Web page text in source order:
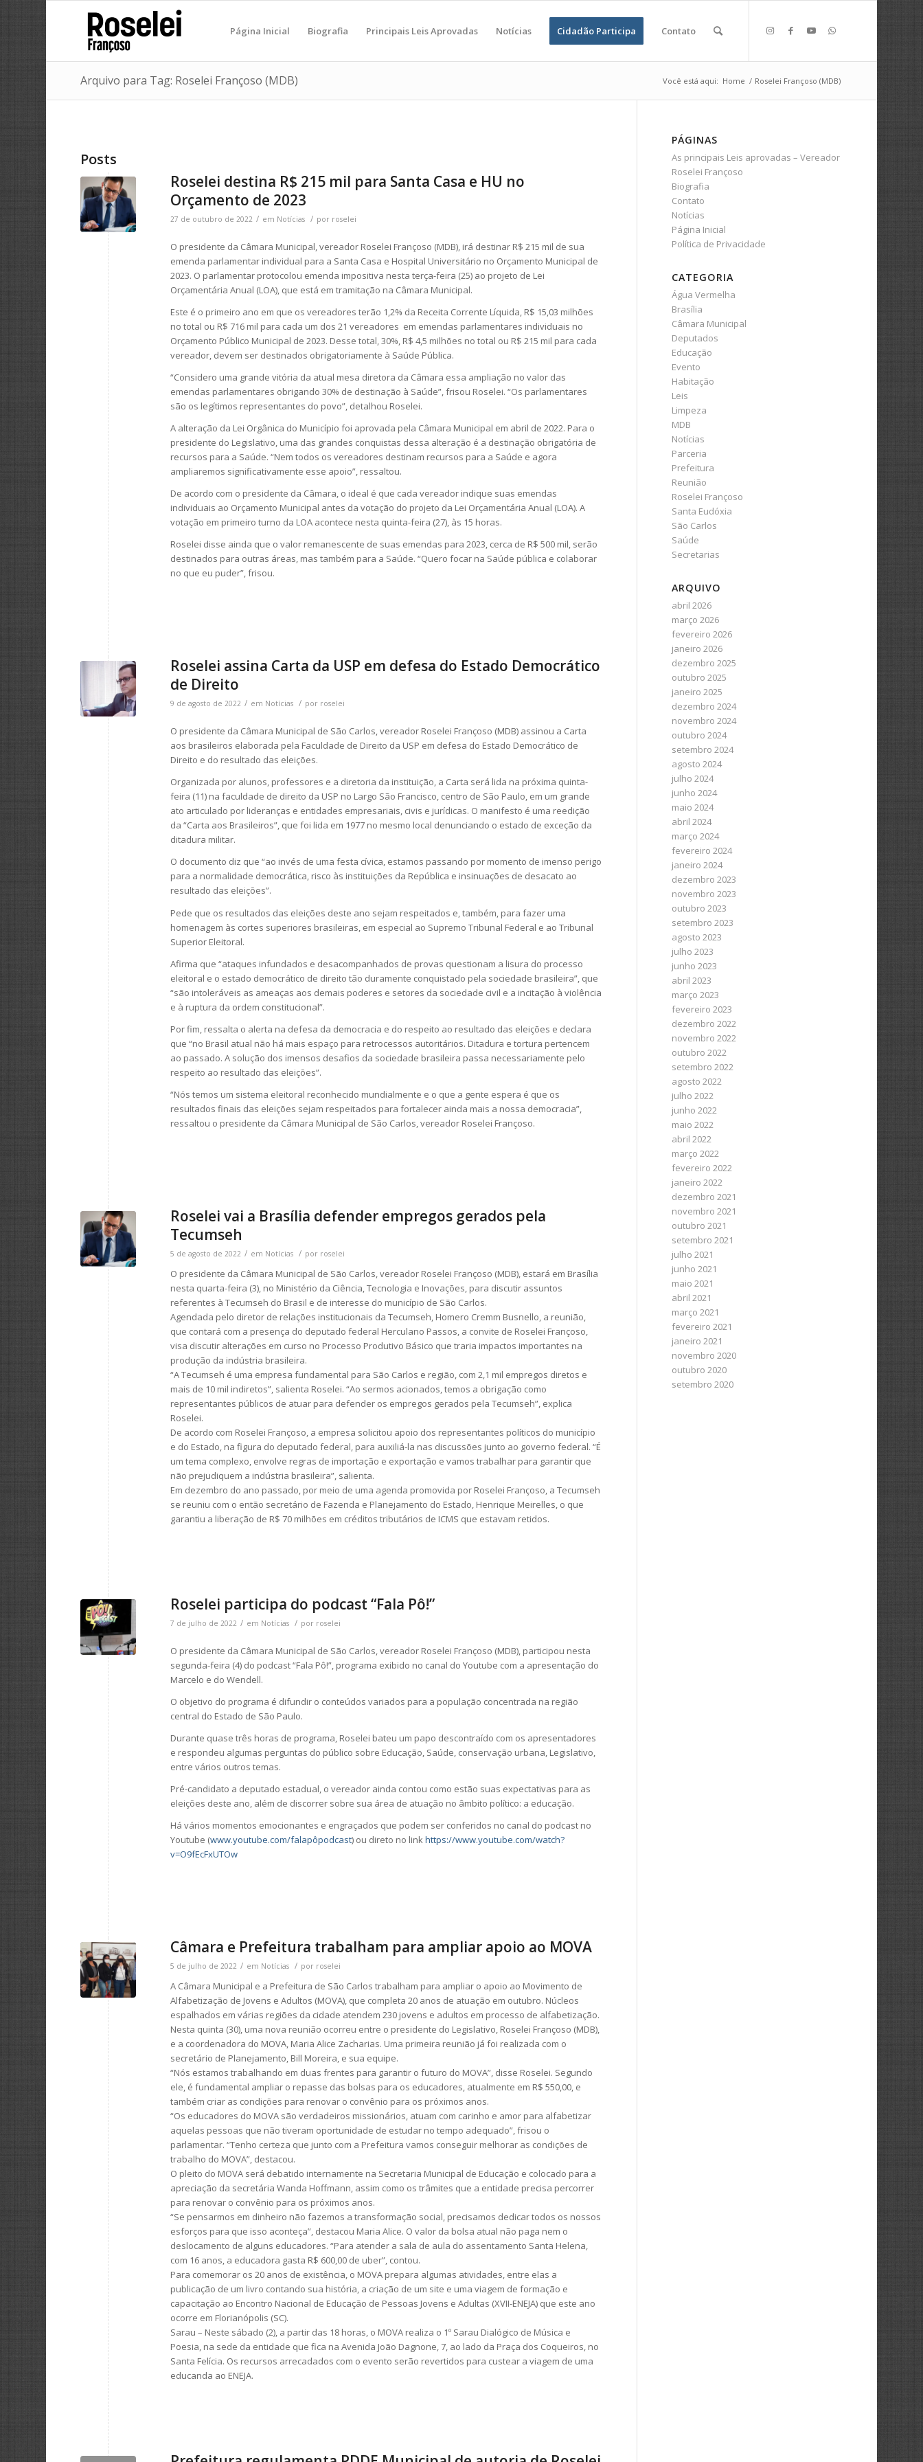
Página Inicial Biografia Principais Leis Aprovadas Notícias Cidadão Participa Contato
Arquivo para Tag: Roselei Françoso (MDB) Você está aqui: Home / Roselei Françoso (MDB)
Posts
Roselei destina R$ 215 mil para Santa Casa e HU no
Orçamento de 2023
27 de outubro de 2022 / em Notícias / por roselei
O presidente da Câmara Municipal, vereador Roselei Françoso (MDB), irá destinar R$ 215 mil de sua
emenda parlamentar individual para a Santa Casa e Hospital Universitário no Orçamento Municipal de
2023. O parlamentar protocolou emenda impositiva nesta terça-feira (25) ao projeto de Lei
Orçamentária Anual (LOA), que está em tramitação na Câmara Municipal.
Este é o primeiro ano em que os vereadores terão 1,2% da Receita Corrente Líquida, R$ 15,03 milhões
no total ou R$ 716 mil para cada um dos 21 vereadores em emendas parlamentares individuais no
Orçamento Público Municipal de 2023. Desse total, 30%, R$ 4,5 milhões no total ou R$ 215 mil para cada
vereador, devem ser destinados obrigatoriamente à Saúde Pública.
“Considero uma grande vitória da atual mesa diretora da Câmara essa ampliação no valor das
emendas parlamentares obrigando 30% de destinação à Saúde”, frisou Roselei. “Os parlamentares
são os legítimos representantes do povo”, detalhou Roselei.
A alteração da Lei Orgânica do Município foi aprovada pela Câmara Municipal em abril de 2022. Para o
presidente do Legislativo, uma das grandes conquistas dessa alteração é a destinação obrigatória de
recursos para a Saúde. “Nem todos os vereadores destinam recursos para a Saúde e agora
ampliaremos significativamente esse apoio”, ressaltou.
De acordo com o presidente da Câmara, o ideal é que cada vereador indique suas emendas
individuais ao Orçamento Municipal antes da votação do projeto da Lei Orçamentária Anual (LOA). A
votação em primeiro turno da LOA acontece nesta quinta-feira (27), às 15 horas.
Roselei disse ainda que o valor remanescente de suas emendas para 2023, cerca de R$ 500 mil, serão
destinados para outras áreas, mas também para a Saúde. “Quero focar na Saúde pública e colaborar
no que eu puder”, frisou.
Roselei assina Carta da USP em defesa do Estado Democrático
de Direito
9 de agosto de 2022 / em Notícias / por roselei
O presidente da Câmara Municipal de São Carlos, vereador Roselei Françoso (MDB) assinou a Carta
aos brasileiros elaborada pela Faculdade de Direito da USP em defesa do Estado Democrático de
Direito e do resultado das eleições.
Organizada por alunos, professores e a diretoria da instituição, a Carta será lida na próxima quinta-
feira (11) na faculdade de direito da USP no Largo São Francisco, centro de São Paulo, em um grande
ato articulado por lideranças e entidades empresariais, civis e jurídicas. O manifesto é uma reedição
da “Carta aos Brasileiros”, que foi lida em 1977 no mesmo local denunciando o estado de exceção da
ditadura militar.
O documento diz que “ao invés de uma festa cívica, estamos passando por momento de imenso perigo
para a normalidade democrática, risco às instituições da República e insinuações de desacato ao
resultado das eleições”.
Pede que os resultados das eleições deste ano sejam respeitados e, também, para fazer uma
homenagem às cortes superiores brasileiras, em especial ao Supremo Tribunal Federal e ao Tribunal
Superior Eleitoral.
Afirma que “ataques infundados e desacompanhados de provas questionam a lisura do processo
eleitoral e o estado democrático de direito tão duramente conquistado pela sociedade brasileira”, que
“são intoleráveis as ameaças aos demais poderes e setores da sociedade civil e a incitação à violência
e à ruptura da ordem constitucional”.
Por fim, ressalta o alerta na defesa da democracia e do respeito ao resultado das eleições e declara
que “no Brasil atual não há mais espaço para retrocessos autoritários. Ditadura e tortura pertencem
ao passado. A solução dos imensos desafios da sociedade brasileira passa necessariamente pelo
respeito ao resultado das eleições”.
“Nós temos um sistema eleitoral reconhecido mundialmente e o que a gente espera é que os
resultados finais das eleições sejam respeitados para fortalecer ainda mais a nossa democracia”,
ressaltou o presidente da Câmara Municipal de São Carlos, vereador Roselei Françoso.
Roselei vai a Brasília defender empregos gerados pela
Tecumseh
5 de agosto de 2022 / em Notícias / por roselei
O presidente da Câmara Municipal de São Carlos, vereador Roselei Françoso (MDB), estará em Brasília
nesta quarta-feira (3), no Ministério da Ciência, Tecnologia e Inovações, para discutir assuntos
referentes à Tecumseh do Brasil e de interesse do município de São Carlos.
Agendada pelo diretor de relações institucionais da Tecumseh, Homero Cremm Busnello, a reunião,
que contará com a presença do deputado federal Herculano Passos, a convite de Roselei Françoso,
visa discutir alterações em curso no Processo Produtivo Básico que traria impactos importantes na
produção da indústria brasileira.
“A Tecumseh é uma empresa fundamental para São Carlos e região, com 2,1 mil empregos diretos e
mais de 10 mil indiretos”, salienta Roselei. “Ao sermos acionados, temos a obrigação como
representantes públicos de atuar para defender os empregos gerados pela Tecumseh”, explica
Roselei.
De acordo com Roselei Françoso, a empresa solicitou apoio dos representantes políticos do município
e do Estado, na figura do deputado federal, para auxiliá-la nas discussões junto ao governo federal. “É
um tema complexo, envolve regras de importação e exportação e vamos trabalhar para garantir que
não prejudiquem a indústria brasileira”, salienta.
Em dezembro do ano passado, por meio de uma agenda promovida por Roselei Françoso, a Tecumseh
se reuniu com o então secretário de Fazenda e Planejamento do Estado, Henrique Meirelles, o que
garantiu a liberação de R$ 70 milhões em créditos tributários de ICMS que estavam retidos.
Roselei participa do podcast “Fala Pô!”
7 de julho de 2022 / em Notícias / por roselei
O presidente da Câmara Municipal de São Carlos, vereador Roselei Françoso (MDB), participou nesta
segunda-feira (4) do podcast “Fala Pô!”, programa exibido no canal do Youtube com a apresentação do
Marcelo e do Wendell.
O objetivo do programa é difundir o conteúdos variados para a população concentrada na região
central do Estado de São Paulo.
Durante quase três horas de programa, Roselei bateu um papo descontraído com os apresentadores
e respondeu algumas perguntas do público sobre Educação, Saúde, conservação urbana, Legislativo,
entre vários outros temas.
Pré-candidato a deputado estadual, o vereador ainda contou como estão suas expectativas para as
eleições deste ano, além de discorrer sobre sua área de atuação no âmbito político: a educação.
Há vários momentos emocionantes e engraçados que podem ser conferidos no canal do podcast no
Youtube (www.youtube.com/falapôpodcast) ou direto no linkhttps://www.youtube.com/watch?
v=O9fEcFxUTOw
Câmara e Prefeitura trabalham para ampliar apoio ao MOVA
5 de julho de 2022 / em Notícias / por roselei
A Câmara Municipal e a Prefeitura de São Carlos trabalham para ampliar o apoio ao Movimento de
Alfabetização de Jovens e Adultos (MOVA), que completa 20 anos de atuação em outubro. Núcleos
espalhados em várias regiões da cidade atendem 230 jovens e adultos em processo de alfabetização.
Nesta quinta (30), uma nova reunião ocorreu entre o presidente do Legislativo, Roselei Françoso (MDB),
e a coordenadora do MOVA, Maria Alice Zacharias. Uma primeira reunião já foi realizada com o
secretário de Planejamento, Bill Moreira, e sua equipe.
“Nós estamos trabalhando em duas frentes para garantir o futuro do MOVA”, disse Roselei. Segundo
ele, é fundamental ampliar o repasse das bolsas para os educadores, atualmente em R$ 550,00, e
também criar as condições para renovar o convênio para os próximos anos.
“Os educadores do MOVA são verdadeiros missionários, atuam com carinho e amor para alfabetizar
aquelas pessoas que não tiveram oportunidade de estudar no tempo adequado”, frisou o
parlamentar. “Tenho certeza que junto com a Prefeitura vamos conseguir melhorar as condições de
trabalho do MOVA”, destacou.
O pleito do MOVA será debatido internamente na Secretaria Municipal de Educação e colocado para a
apreciação da secretária Wanda Hoffmann, assim como os trâmites que a entidade precisa percorrer
para renovar o convênio para os próximos anos.
“Se pensarmos em dinheiro não fazemos a transformação social, precisamos dedicar todos os nossos
esforços para que isso aconteça”, destacou Maria Alice. O valor da bolsa atual não paga nem o
deslocamento de alguns educadores. “Para atender a sala de aula do assentamento Santa Helena,
com 16 anos, a educadora gasta R$ 600,00 de uber”, contou.
Para comemorar os 20 anos de existência, o MOVA prepara algumas atividades, entre elas a
publicação de um livro contando sua história, a criação de um site e uma viagem de formação e
capacitação ao Encontro Nacional de Educação de Pessoas Jovens e Adultas (XVII-ENEJA) que este ano
ocorre em Florianópolis (SC).
Sarau – Neste sábado (2), a partir das 18 horas, o MOVA realiza o 1º Sarau Dialógico de Música e
Poesia, na sede da entidade que fica na Avenida João Dagnone, 7, ao lado da Praça dos Coqueiros, no
Santa Felícia. Os recursos arrecadados com o evento serão revertidos para custear a viagem de uma
educanda ao ENEJA.
PÁGINAS
As principais Leis aprovadas – Vereador
Roselei Françoso
Biografia
Contato
Notícias
Página Inicial
Política de Privacidade
CATEGORIA
Água Vermelha
Brasília
Câmara Municipal
Deputados
Educação
Evento
Habitação
Leis
Limpeza
MDB
Notícias
Parceria
Prefeitura
Reunião
Roselei Françoso
Santa Eudóxia
São Carlos
Saúde
Secretarias
ARQUIVO
abril 2026
março 2026
fevereiro 2026
janeiro 2026
dezembro 2025
outubro 2025
janeiro 2025
dezembro 2024
novembro 2024
outubro 2024
setembro 2024
agosto 2024
julho 2024
junho 2024
maio 2024
abril 2024
março 2024
fevereiro 2024
janeiro 2024
dezembro 2023
novembro 2023
outubro 2023
setembro 2023
agosto 2023
julho 2023
junho 2023
abril 2023
março 2023
fevereiro 2023
dezembro 2022
novembro 2022
outubro 2022
setembro 2022
agosto 2022
julho 2022
junho 2022
maio 2022
abril 2022
março 2022
fevereiro 2022
janeiro 2022
dezembro 2021
novembro 2021
outubro 2021
setembro 2021
julho 2021
junho 2021
maio 2021
abril 2021
março 2021
fevereiro 2021
janeiro 2021
novembro 2020
outubro 2020
setembro 2020